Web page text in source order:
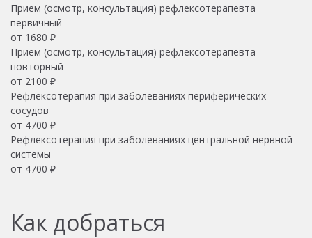
Прием (осмотр, консультация) рефлексотерапевта
первичный
от 1680 ₽
Прием (осмотр, консультация) рефлексотерапевта
повторный
от 2100 ₽
Рефлексотерапия при заболеваниях периферических
сосудов
от 4700 ₽
Рефлексотерапия при заболеваниях центральной нервной
системы
от 4700 ₽
Как добраться